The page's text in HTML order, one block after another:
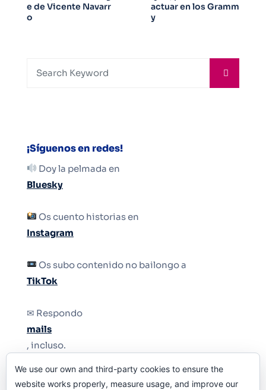
e de Vicente Navarr
o
actuar en los Gramm
y
¡Síguenos en redes!
Doy la pelmada en
Bluesky
Os cuento historias en
Instagram
Os subo contenido no bailongo a
TikTok
✉ Respondo
mails
, incluso.
Y si una persona no puede tener teléfono, que
le quiten el teléfono.
We use our own and third-party cookies to ensure the
website works properly, measure usage, and improve our